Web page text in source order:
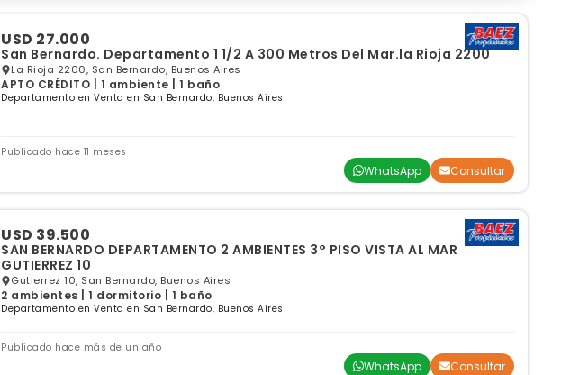
USD 27.000
San Bernardo. Departamento 1 1/2 A 300 Metros Del Mar.la Rioja 2200
La Rioja 2200, San Bernardo, Buenos Aires
APTO CRÉDITO | 1 ambiente | 1 baño
Departamento en Venta en San Bernardo, Buenos Aires
Publicado hace 11 meses
WhatsApp Consultar
USD 39.500
SAN BERNARDO DEPARTAMENTO 2 AMBIENTES 3° PISO VISTA AL MAR
GUTIERREZ 10
Gutierrez 10, San Bernardo, Buenos Aires
2 ambientes | 1 dormitorio | 1 baño
Departamento en Venta en San Bernardo, Buenos Aires
Publicado hace más de un año
WhatsApp Consultar